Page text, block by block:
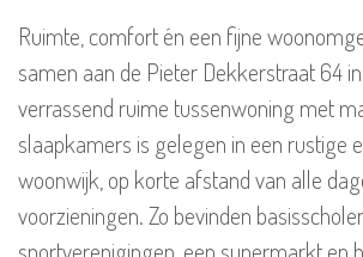
Ruimte, comfort én een fijne
samen aan de Pieter Dekkerstraat 64
verrassend ruime tussenwoning met
slaapkamers is gelegen in een rustige
woonwijk, op korte afstand van alle
voorzieningen. Zo bevinden
sportverenigingen, een supermarkt en